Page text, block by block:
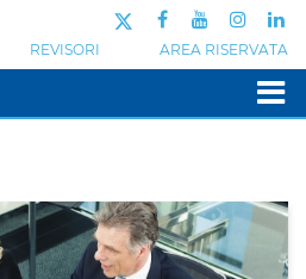
REVISORI AREA RISERVATA